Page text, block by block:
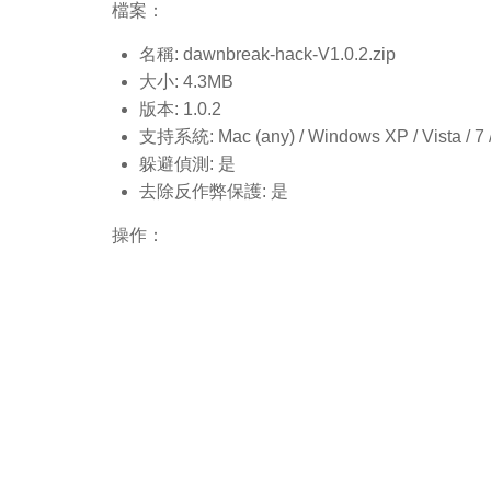
檔案：
名稱: dawnbreak-hack-V1.0.2.zip
大小: 4.3MB
版本: 1.0.2
支持系統: Mac (any) / Windows XP / Vista / 7
躲避偵測: 是
去除反作弊保護: 是
操作：